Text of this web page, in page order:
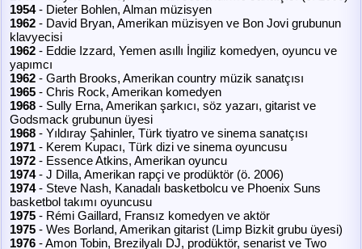
1954- Dieter Bohlen, Alman müzisyen
1962 - David Bryan, Amerikan müzisyen ve Bon Jovi grubunun
klavyecisi
1962 - Eddie Izzard, Yemen asıllı İngiliz komedyen, oyuncu ve
yapımcı
1962 - Garth Brooks, Amerikan country müzik sanatçısı
1965 - Chris Rock, Amerikan komedyen
1968 - Sully Erna, Amerikan şarkıcı, söz yazarı, gitarist ve
Godsmack grubunun üyesi
1968 - Yıldıray Şahinler, Türk tiyatro ve sinema sanatçısı
1971 - Kerem Kupacı, Türk dizi ve sinema oyuncusu
1972 - Essence Atkins, Amerikan oyuncu
1974- J Dilla, Amerikan rapçi ve prodüktör (ö. 2006)
1974- Steve Nash, Kanadalı basketbolcu ve Phoenix Suns
basketbol takımı oyuncusu
1975 - Rémi Gaillard, Fransız komedyen ve aktör
1975 - Wes Borland, Amerikan gitarist (Limp Bizkit grubu üyesi)
1976 - Amon Tobin, Brezilyalı DJ, prodüktör, senarist ve Two